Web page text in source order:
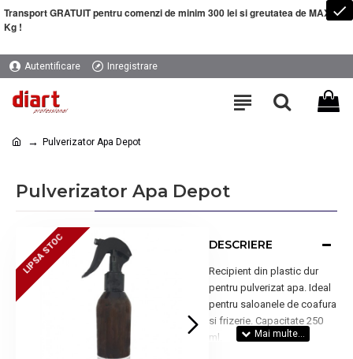
Transport GRATUIT pentru comenzi de minim 300 lei si greutatea de MAXIM 5
Kg !
Autentificare Inregistrare
Pulverizator Apa Depot
Pulverizator Apa Depot
LIPSA STOC
LIPSA STOC DESCRIERE
Recipient din plastic dur
pentru pulverizat apa. Ideal
pentru saloanele de coafura
si frizerie. Capacitate 250
ml.